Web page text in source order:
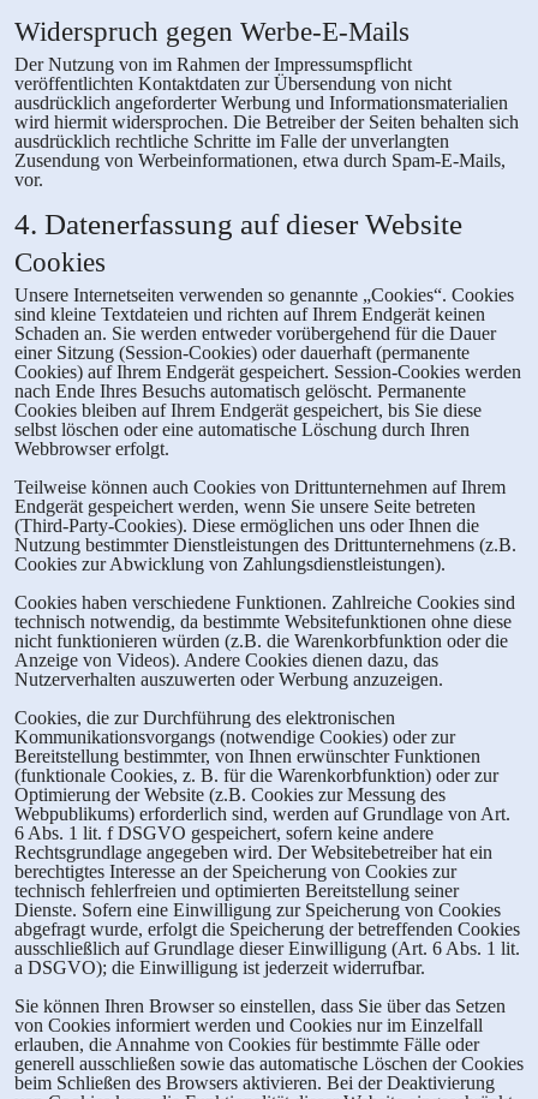
Widerspruch gegen Werbe-E-Mails
Der Nutzung von im Rahmen der Impressumspflicht
veröffentlichten Kontaktdaten zur Übersendung von nicht
ausdrücklich angeforderter Werbung und Informationsmaterialien
wird hiermit widersprochen. Die Betreiber der Seiten behalten sich
ausdrücklich rechtliche Schritte im Falle der unverlangten
Zusendung von Werbeinformationen, etwa durch Spam-E-Mails,
vor.
4. Datenerfassung auf dieser Website
Cookies
Unsere Internetseiten verwenden so genannte „Cookies“. Cookies
sind kleine Textdateien und richten auf Ihrem Endgerät keinen
Schaden an. Sie werden entweder vorübergehend für die Dauer
einer Sitzung (Session-Cookies) oder dauerhaft (permanente
Cookies) auf Ihrem Endgerät gespeichert. Session-Cookies werden
nach Ende Ihres Besuchs automatisch gelöscht. Permanente
Cookies bleiben auf Ihrem Endgerät gespeichert, bis Sie diese
selbst löschen oder eine automatische Löschung durch Ihren
Webbrowser erfolgt.
Teilweise können auch Cookies von Drittunternehmen auf Ihrem
Endgerät gespeichert werden, wenn Sie unsere Seite betreten
(Third-Party-Cookies). Diese ermöglichen uns oder Ihnen die
Nutzung bestimmter Dienstleistungen des Drittunternehmens (z.B.
Cookies zur Abwicklung von Zahlungsdienstleistungen).
Cookies haben verschiedene Funktionen. Zahlreiche Cookies sind
technisch notwendig, da bestimmte Websitefunktionen ohne diese
nicht funktionieren würden (z.B. die Warenkorbfunktion oder die
Anzeige von Videos). Andere Cookies dienen dazu, das
Nutzerverhalten auszuwerten oder Werbung anzuzeigen.
Cookies, die zur Durchführung des elektronischen
Kommunikationsvorgangs (notwendige Cookies) oder zur
Bereitstellung bestimmter, von Ihnen erwünschter Funktionen
(funktionale Cookies, z. B. für die Warenkorbfunktion) oder zur
Optimierung der Website (z.B. Cookies zur Messung des
Webpublikums) erforderlich sind, werden auf Grundlage von Art.
6 Abs. 1 lit. f DSGVO gespeichert, sofern keine andere
Rechtsgrundlage angegeben wird. Der Websitebetreiber hat ein
berechtigtes Interesse an der Speicherung von Cookies zur
technisch fehlerfreien und optimierten Bereitstellung seiner
Dienste. Sofern eine Einwilligung zur Speicherung von Cookies
abgefragt wurde, erfolgt die Speicherung der betreffenden Cookies
ausschließlich auf Grundlage dieser Einwilligung (Art. 6 Abs. 1 lit.
a DSGVO); die Einwilligung ist jederzeit widerrufbar.
Sie können Ihren Browser so einstellen, dass Sie über das Setzen
von Cookies informiert werden und Cookies nur im Einzelfall
erlauben, die Annahme von Cookies für bestimmte Fälle oder
generell ausschließen sowie das automatische Löschen der Cookies
beim Schließen des Browsers aktivieren. Bei der Deaktivierung